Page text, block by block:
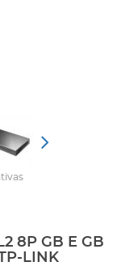
8P GB E GB
LINK